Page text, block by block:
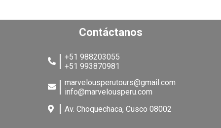
Contáctanos
+51 988203055
+51 993870981
marvelousperutours@gmail.com
info@marvelousperu.com
Av. Choquechaca, Cusco 08002